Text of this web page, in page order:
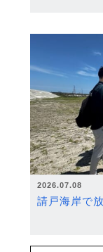
2026.07.08
請戸海岸で